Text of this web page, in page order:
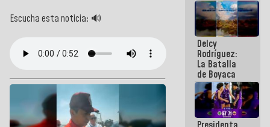
Escucha esta noticia: 🔊
Delcy
Rodríguez:
La Batalla
de Boyaca
representa
un capítulo
decisivo en
la gesta